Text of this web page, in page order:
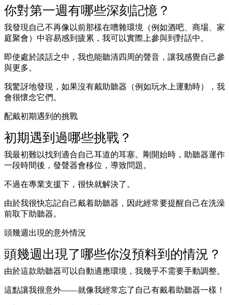
你對第一週有哪些深刻記憶？
我發現自己不再像以前那樣在嘈雜環境（例如酒吧、商場、家
庭聚會）中容易感到疲累，我可以實際上參與到對話中。
即使處於談話之中，我也能聽清四周的聲音，讓我感覺自己參
與更多。
我驚訝地發現，如果沒有戴助聽器（例如玩水上運動時），我
會很懷念它們。
配戴初期遇到的挑戰
初期遇到過哪些挑戰？
我最初難以找到適合自己耳道的耳塞。剛開始時，助聽器運作
一段時間後，發聲器會移位，導致問題。
不過在專業支援下，很快就解決了。
由於我很快忘記自己戴着助聽器，因此經常要提醒自己在洗澡
前取下助聽器。
頭幾週出現的意外情況
頭幾週出現了哪些你沒預料到的情況？
由於這款助聽器可以自動適應環境，我幾乎不需要手動調整。
這點讓我很意外——就像我經常忘了自己有戴着助聽器一樣！